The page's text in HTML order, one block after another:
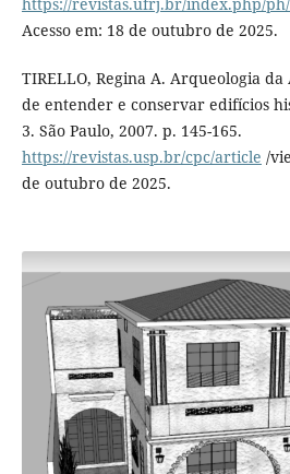
Acesso em: 18 de outubro de 2025.
TIRELLO, Regina A. Arqueologia
de entender e conservar edifícios
3. São Paulo, 2007. p. 145-165.
https://revistas.usp.br/cpc/article /
de outubro de 2025.